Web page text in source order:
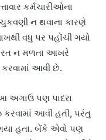
કર્મચારીઓના
ન થવાના કારણે
વધુ પર પહોંચી ગયો
પરત ન મળતા આખરે
આવી છે.
અગાઉ પણ પાદરા
આવી હતી, પરંતુ
હતા. બેંકે એવો પણ